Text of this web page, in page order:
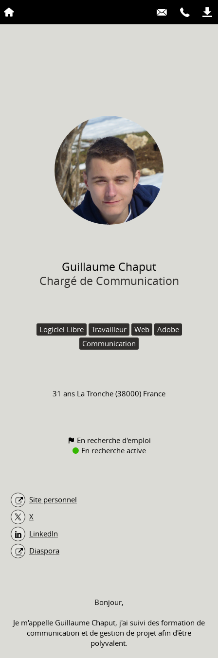
Guillaume Chaput
Chargé de Communication
Logiciel Libre Travailleur Web
Adobe
Communication
31 ans La Tronche (38000) France
En recherche d'emploi
En recherche active
Site personnel
X
LinkedIn
Diaspora
Bonjour,
Je m'appelle Guillaume Chaput, j'ai suivi des formation de
communication et de gestion de projet afin d'être
polyvalent.